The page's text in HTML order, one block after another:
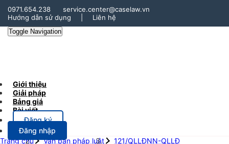
0971.654.238
service.center@caselaw.vn
Hướng dẫn sử dụng
Liên hệ
Toggle Navigation
Giới thiệu
Giải pháp
Bảng giá
Bài viết
Đăng ký
Đăng nhập
Trang chủ
Văn bản pháp luật 121/QLLĐNN-QLLĐ